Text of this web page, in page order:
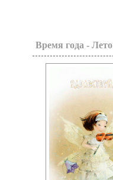
Время года - Лето